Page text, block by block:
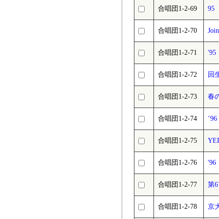
合唱団1-2-69 95
合唱団1-2-70
合唱団1-2-71 '95
合唱団1-2-72 回
合唱団1-2-73 春
合唱団1-2-74
合唱団1-2-75
合唱団1-2-76 '96
合唱団1-2-77 第
合唱団1-2-78 京